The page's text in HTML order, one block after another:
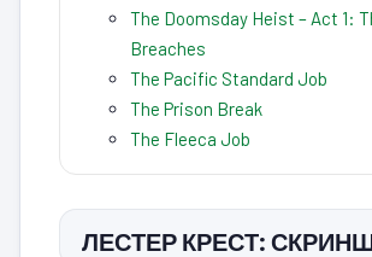
The Doomsday Heist – Act 1:
Breaches
The Pacific Standard Job
The Prison Break
The Fleeca Job
ЛЕСТЕР КРЕСТ: